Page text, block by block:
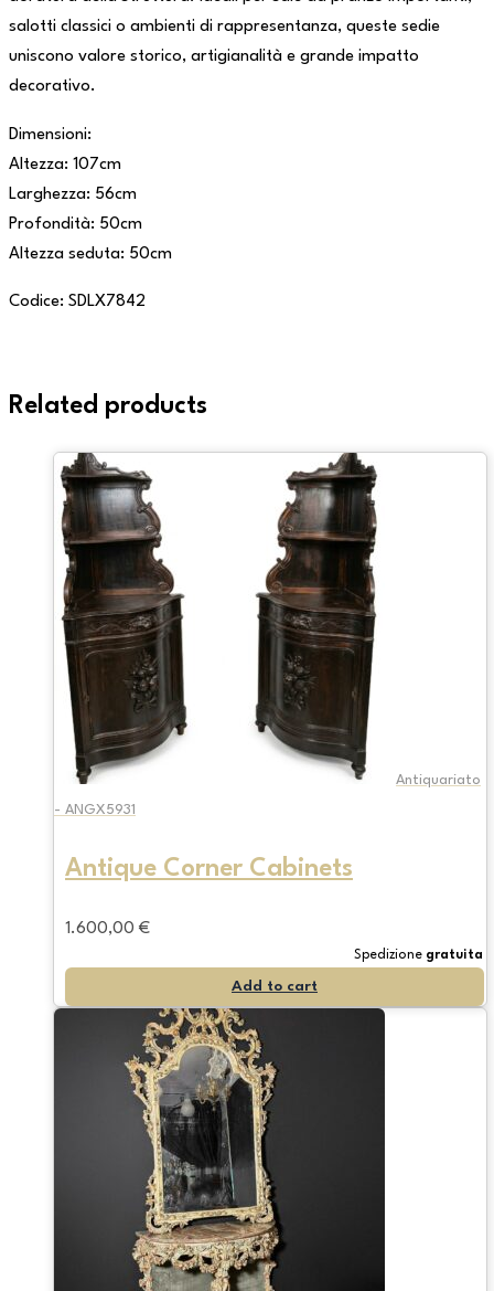
salotti classici o ambienti di rappresentanza, queste sedie
uniscono valore storico, artigianalità e grande impatto
decorativo.
Dimensioni:
Altezza: 107cm
Larghezza: 56cm
Profondità: 50cm
Altezza seduta: 50cm
Codice: SDLX7842
Related products
Antiquariato
- ANGX5931
Antique Corner Cabinets
1.600,00 €
Spedizione gratuita
Add to cart